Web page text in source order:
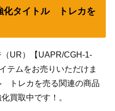
化タイトル トレカを
（UR）【UAPR/CGH-1-
テムをお売りいただけま
トレカを売る関連の商品
買取中です！。